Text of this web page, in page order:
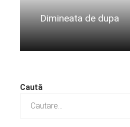
Dimineata de dupa
Caută